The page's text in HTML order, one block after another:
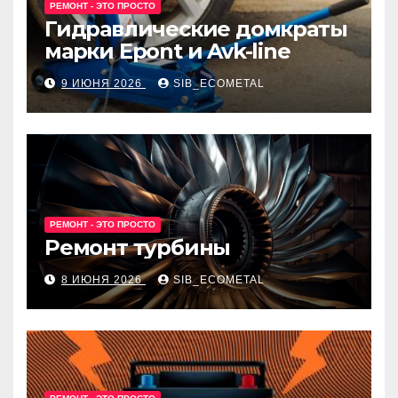
РЕМОНТ - ЭТО ПРОСТО
Гидравлические домкраты
марки Epont и Avk-line
9 ИЮНЯ 2026 SIB_ECOMETAL
РЕМОНТ - ЭТО ПРОСТО
Ремонт турбины
8 ИЮНЯ 2026 SIB_ECOMETAL